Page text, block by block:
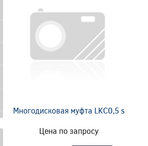
Многодисковая муфта LKC0,5 s
Цена по запросу